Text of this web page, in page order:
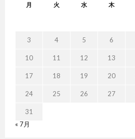
月 火 水 木
3 4 5 6
10 11 12 13
17 18 19 20
24 25 26 27
31
« 7月